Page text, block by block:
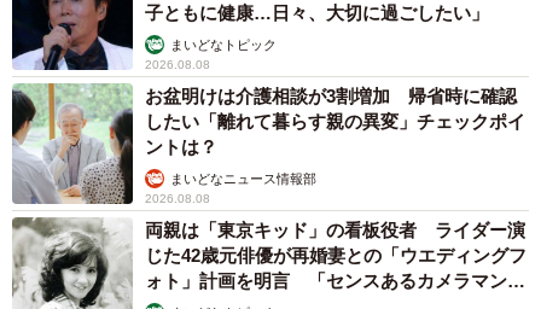
世界が狭まるはずなのに、この趣味では逆に世界が広がる
んです」
◇ ◇
わくいさんお手製の「1人目の客」Tシャツや1人目の客にな
る趣味についてまとめた書籍『1人目の客』を販売している
ショップ： 暇書房
子ともに健康…日々、大切に過ごしたい」
まいどなトピック
2026.08.08
お盆明けは介護相談が3割増加 帰省時に確認
したい「離れて暮らす親の異変」チェックポイ
ントは？
まいどなニュース情報部
2026.08.08
両親は「東京キッド」の看板役者 ライダー演
じた42歳元俳優が再婚妻との「ウエディングフ
ォト」計画を明言 「センスあるカメラマン求